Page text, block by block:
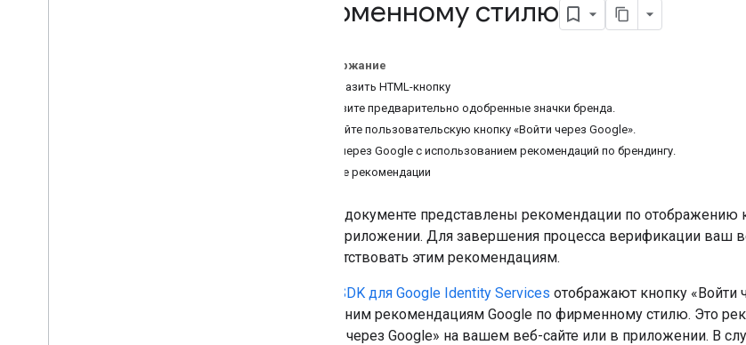
фирменному стилю
Содержание
Отобразить HTML-кнопку
Загрузите предварительно одобренные значки бренда.
Создайте пользовательскую кнопку «Войти через Google».
Вход через Google с использованием рекомендаций по брендингу.
Другие рекомендации
В этом документе представлены рекомендации по отображению
или в приложении. Для завершения процесса верификации ваш
соответствовать этим рекомендациям.
SDK для Google Identity Services отображают кнопку «Войти
последним рекомендациям Google по фирменному стилю. Это
«Войти через Google» на вашем веб-сайте или в приложении. В